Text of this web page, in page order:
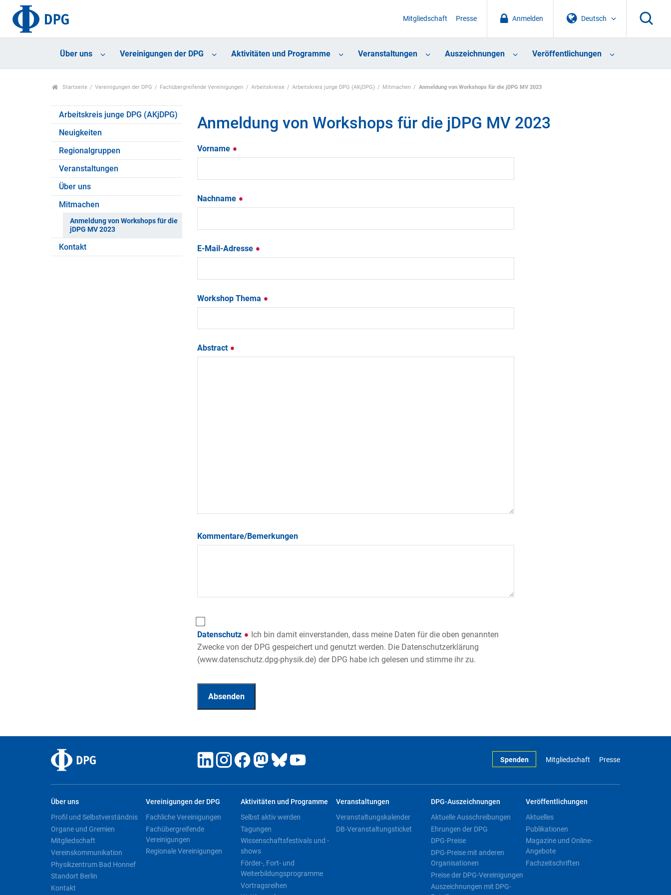
Deutsch
Anmelden
Mitgliedschaft Presse
Über uns Vereinigungen der DPG Aktivitäten und Programme Veranstaltungen Auszeichnungen Veröffentlichungen
Startseite Vereinigungen der DPG Fachübergreifende Vereinigungen Arbeitskreise Arbeitskreis junge DPG (AKjDPG) Mitmachen Anmeldung von Workshops für die jDPG MV 2023
Arbeitskreis junge DPG (AKjDPG)
Neuigkeiten
Regionalgruppen
Veranstaltungen
Über uns
Mitmachen
Anmeldung von Workshops für die
jDPG MV 2023
Kontakt
Anmeldung von Workshops für die jDPG MV 2023
Vorname
Nachname
E-Mail-Adresse
Workshop Thema
Abstract
Kommentare/Bemerkungen
Datenschutz
Ich bin damit einverstanden, dass meine Daten für die oben genannten
Zwecke von der DPG gespeichert und genutzt werden. Die Datenschutzerklärung
(www.datenschutz.dpg-physik.de) der DPG habe ich gelesen und stimme ihr zu.
Spenden Mitgliedschaft Presse
Über uns
Profil und Selbstverständnis
Organe und Gremien
Mitgliedschaft
Vereinskommunikation
Physikzentrum Bad Honnef
Standort Berlin
Kontakt
Vereinigungen der DPG
Fachliche Vereinigungen
Fachübergreifende
Vereinigungen
Regionale Vereinigungen
Aktivitäten und Programme
Selbst aktiv werden
Tagungen
Wissenschaftsfestivals und -
shows
Förder-, Fort- und
Weiterbildungsprogramme
Vortragsreihen
Veranstaltungen
Veranstaltungskalender
DB-Veranstaltungsticket
DPG-Auszeichnungen
Aktuelle Ausschreibungen
Ehrungen der DPG
DPG-Preise
DPG-Preise mit anderen
Organisationen
Preise der DPG-Vereinigungen
Auszeichnungen mit DPG-
Veröffentlichungen
Aktuelles
Publikationen
Magazine und Online-
Angebote
Fachzeitschriften